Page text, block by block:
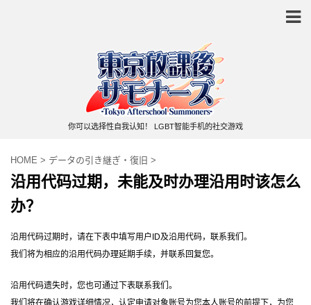
你可以选择性自我认知！ LGBT智能手机的社交游戏
HOME > データの引き継ぎ・復旧 >
沿用代码过期，未能及时办理沿用时该怎么
办？
沿用代码过期时，请在下表中填写用户ID及沿用代码，联系我们。
我们将为相应的沿用代码办理延期手续，并联系回复您。
沿用代码遗失时，您也可通过下表联系我们。
我们将在确认游戏详细情况，认定申请对象账号为您本人账号的前提下，为您